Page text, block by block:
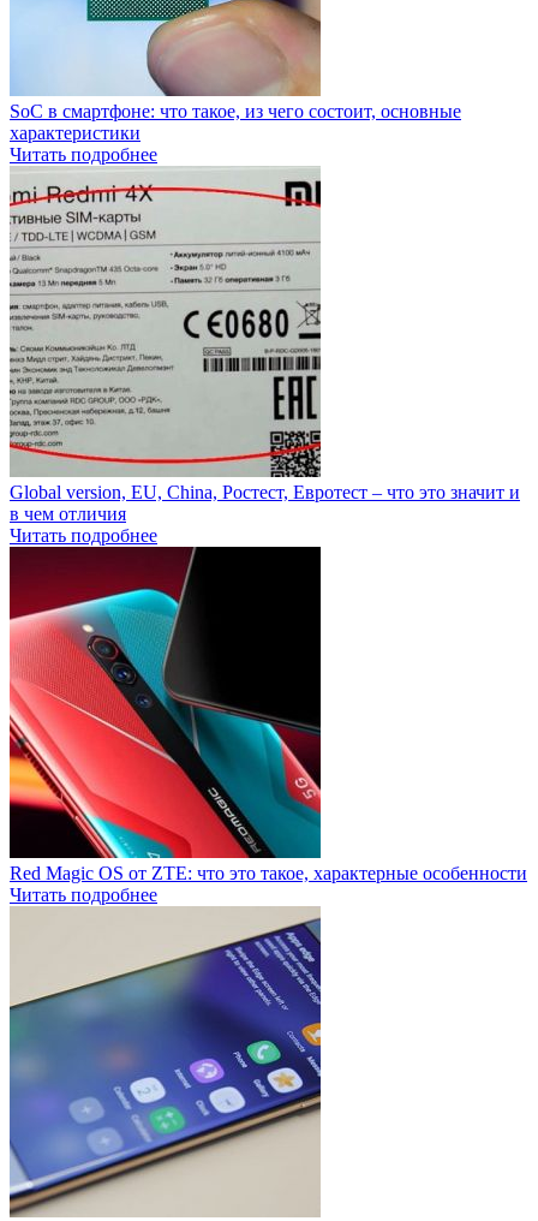
SoC в смартфоне: что такое, из чего состоит, основные
характеристики
Читать подробнее
Global version, EU, China, Ростест, Евротест – что это значит и
в чем отличия
Читать подробнее
Red Magic OS от ZTE: что это такое, характерные особенности
Читать подробнее